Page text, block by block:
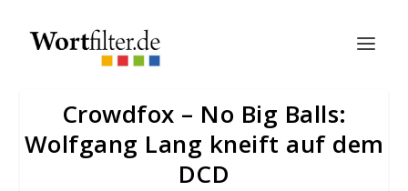
Crowdfox – No Big Balls:
Wolfgang Lang kneift auf dem
DCD